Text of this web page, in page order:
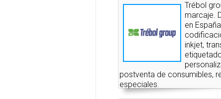
Trébol
marcaje.
en
inkjet,
postventa de consumibles,
especiales.